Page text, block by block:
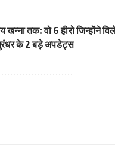
तक: वो 6 हीरो जिन्होंने
के 2 बड़े अपडेट्स